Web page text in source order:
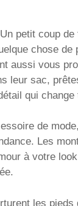
petit coup
chose
aussi vous
leur sac,
qui change
de
Les
à votre
les pieds